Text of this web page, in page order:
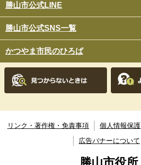
勝山市公式LINE
勝山市公式SNS一覧
かつやま市民のひろば
リンク・著作権・免責事項 個人情報保護
広告バナーについて